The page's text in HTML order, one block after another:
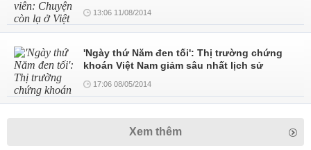
13:06 11/08/2014
'Ngày thứ Năm đen tối': Thị trường chứng
khoán Việt Nam giảm sâu nhất lịch sử
17:06 08/05/2014
Xem thêm